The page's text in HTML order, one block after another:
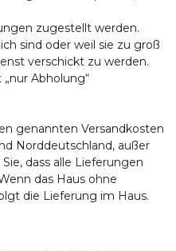
zugestellt werden.
sind oder weil sie zu groß
verschickt zu werden.
Abholung“
genannten Versandkosten
Norddeutschland, außer
dass alle Lieferungen
das Haus ohne
die Lieferung im Haus.